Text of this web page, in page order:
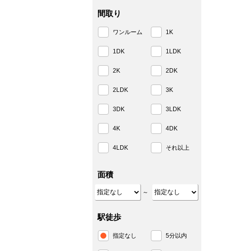
間取り
ワンルーム 1K
1DK 1LDK
2K 2DK
2LDK 3K
3DK 3LDK
4K 4DK
4LDK それ以上
面積
～
駅徒歩
指定なし 5分以内